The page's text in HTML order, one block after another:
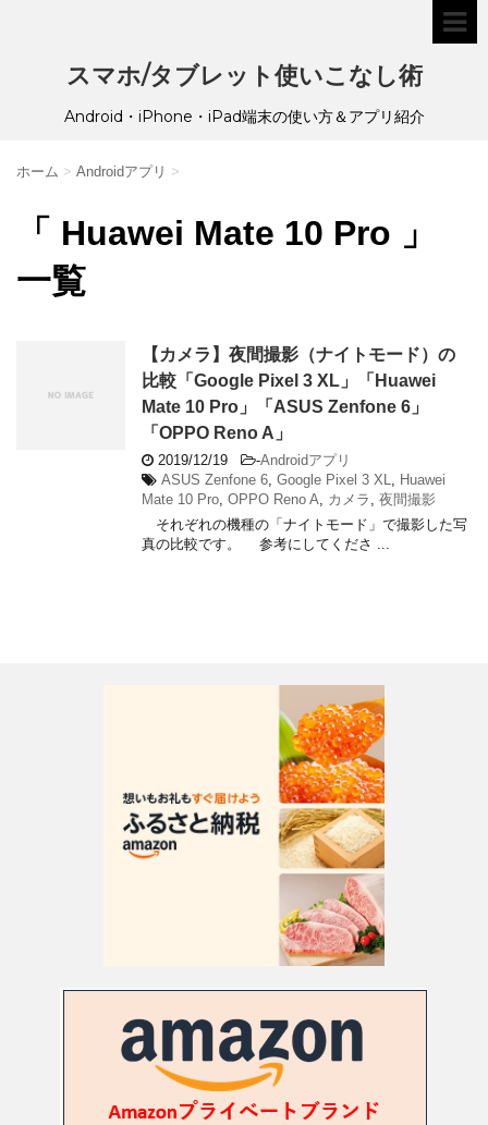
スマホ/タブレット使いこなし術
Android・iPhone・iPad端末の使い方＆アプリ紹介
ホーム > Androidアプリ >
「 Huawei Mate 10 Pro 」
一覧
【カメラ】夜間撮影（ナイトモード）の
比較「Google Pixel 3 XL」「Huawei
Mate 10 Pro」「ASUS Zenfone 6」
「OPPO Reno A」
2019/12/19 -Androidアプリ
ASUS Zenfone 6 Google Pixel 3 XL
Huawei
Mate 10 Pro OPPO Reno A カメラ
夜間撮影
それぞれの機種の「ナイトモード」で撮影した写
真の比較です。 参考にしてくださ ...